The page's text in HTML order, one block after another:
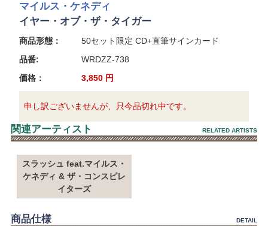
マイルス・ケネディ
イヤー・オブ・ザ・タイガー
商品形態：
50セット限定 CD+直筆サインカード
品番:
WRDZZ-738
価格：
3,850 円
申し訳ございませんが、只今品切れ中です。
関連アーティスト RELATED ARTISTS
スラッシュ feat.マイルス・
ケネディ & ザ・コンスピレ
イターズ
商品仕様 DETAIL